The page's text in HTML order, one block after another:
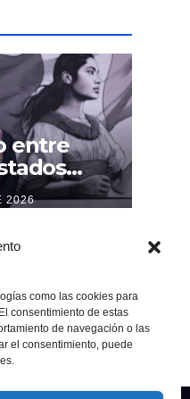
como las cookies para
consentimiento de estas
de navegación o las
el consentimiento, puede
entre
(T-
Claudia
2026